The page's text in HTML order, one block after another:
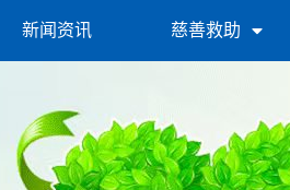
新闻资讯 慈善救助